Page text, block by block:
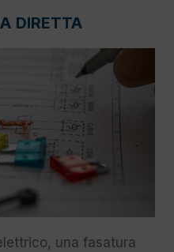
DIRETTA
una fasatura